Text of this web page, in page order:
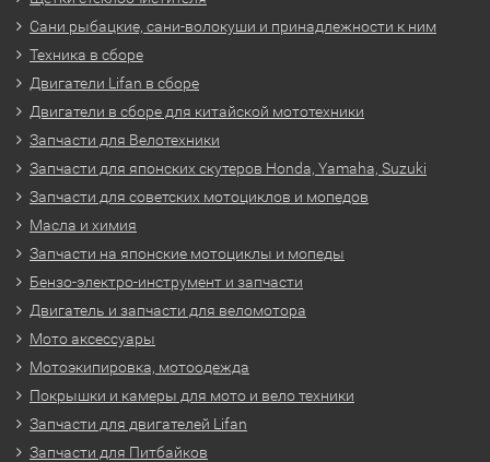
Сани рыбацкие, сани-волокуши и принадлежности к ним
Техника в сборе
Двигатели Lifan в сборе
Двигатели в сборе для китайской мототехники
Запчасти для Велотехники
Запчасти для японских скутеров Honda, Yamaha, Suzuki
Запчасти для советских мотоциклов и мопедов
Масла и химия
Запчасти на японские мотоциклы и мопеды
Бензо-электро-инструмент и запчасти
Двигатель и запчасти для веломотора
Мото аксессуары
Мотоэкипировка, мотоодежда
Покрышки и камеры для мото и вело техники
Запчасти для двигателей Lifan
Запчасти для Питбайков